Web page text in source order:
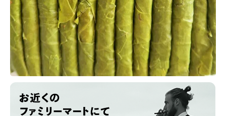
大き
く分
けて
つ
葉巻
の種
類
2
葉